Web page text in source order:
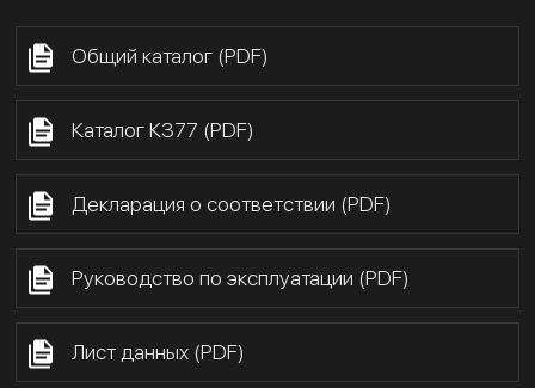
Общий каталог (PDF)
Каталог К377 (PDF)
Декларация о соответствии (PDF)
Руководство по эксплуатации (PDF)
Лист данных (PDF)